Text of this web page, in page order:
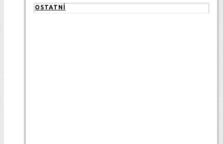
OSTATNÍ